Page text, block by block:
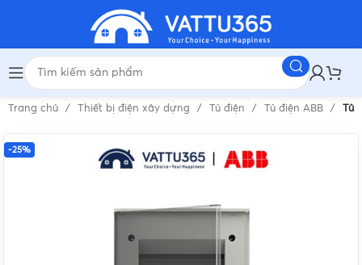
Trang chủ Thiết bị điện xây dựng Tủ điện Tủ điện ABB Tủ
-25%